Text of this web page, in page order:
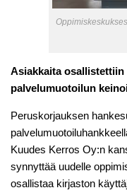
Asiakkaita
palvelumuotoilun
Peruskorjauksen
Kuudes Kerros Oy:n
synnyttää uudelle
osallistaa kirjaston